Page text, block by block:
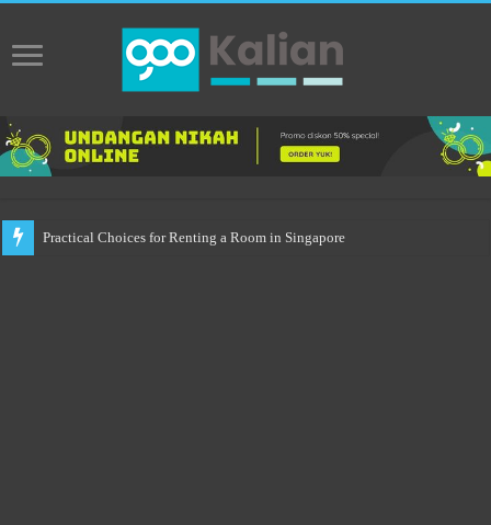
Practical Choices for Renting a Room in Singapore